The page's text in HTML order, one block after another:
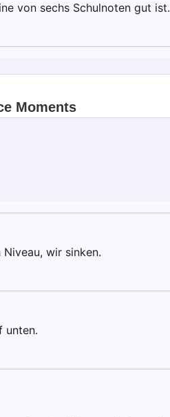
von sechs Schulnoten gut ist.
wir sinken.
unten.